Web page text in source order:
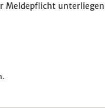
Meldepflicht